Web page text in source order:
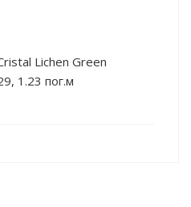
Lichen Green
C4429, 1.23 пог.м